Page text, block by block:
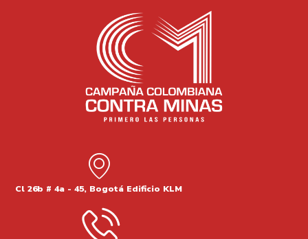
Cl 26b # 4a - 45, Bogotá Edificio KLM